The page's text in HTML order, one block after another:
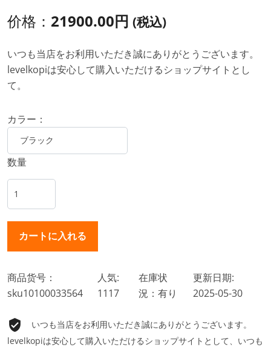
价格： 21900.00円 (税込)
いつも当店をお利用いただき誠にありがとうございます。
levelkopiは安心して購入いただけるショップサイトとし
て。
カラー：
数量
商品货号：
sku10100033564
人気:
1117
在庫状
況：有り
更新日期:
2025-05-30
いつも当店をお利用いただき誠にありがとうございます。
levelkopiは安心して購入いただけるショップサイトとして、いつも